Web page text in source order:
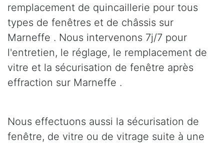
remplacement de quincaillerie pour tous
types de fenêtres et de châssis sur
Marneffe . Nous intervenons 7j/7 pour
l'entretien, le réglage, le remplacement de
vitre et la sécurisation de fenêtre après
effraction sur Marneffe .
Nous effectuons aussi la sécurisation de
fenêtre, de vitre ou de vitrage suite à une